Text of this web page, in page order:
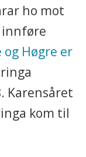
ho mot
innføre
Høgre er
Karensåret
kom til